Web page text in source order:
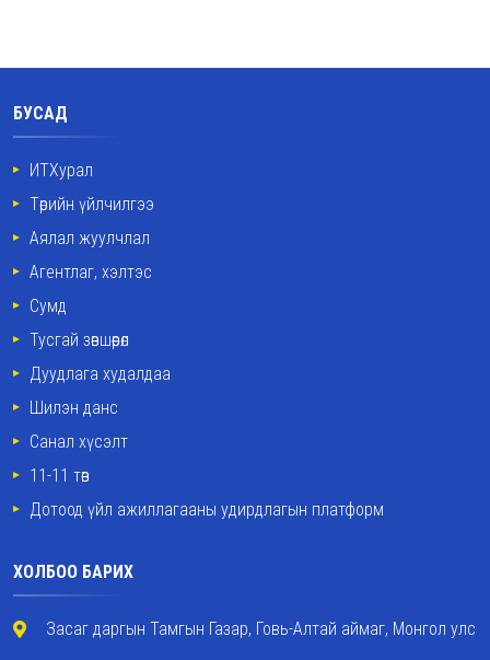
БУСАД
ИТХурал
Төрийн үйлчилгээ
Аялал жуулчлал
Агентлаг, хэлтэс
Сумд
Тусгай зөвшөөрөл
Дуудлага худалдаа
Шилэн данс
Санал хүсэлт
11-11 төв
Дотоод үйл ажиллагааны удирдлагын платформ
ХОЛБОО БАРИХ
Засаг даргын Тамгын Газар, Говь-Алтай аймаг, Монгол улс